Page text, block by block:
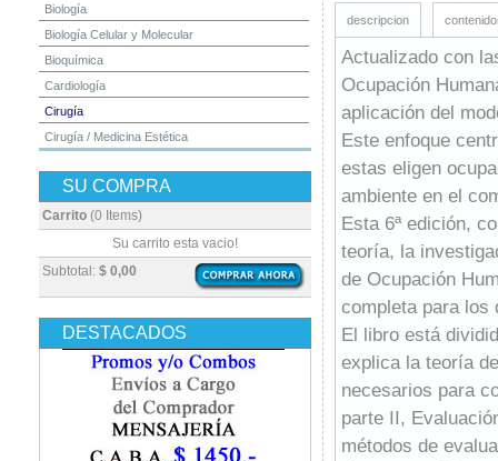
Biología
Biología Celular y Molecular
Bioquímica
Cardiología
Cirugía
Cirugía / Medicina Estética
Dermatología
Diagnóstico por Imagen / Radiología
Embriología
Enfermería
Epidemiología
Farmacia / Farmacología
Fisiatría / Kinesiología
Fisiología / Fisiopatología
SU COMPRA
Carrito (0 Items)
Subtotal: $ 0,00
Su carrito esta vacio!
DESTACADOS
descripcion
Actualizado con
Ocupación
aplicación del
Este enfoque
estas eligen
ambiente en el
Esta 6ª edición,
teoría, la
de Ocupación
completa para los
El libro está
explica la teoría
necesarios para
parte II,
métodos de